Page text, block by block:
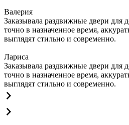
Валерия
Заказывала раздвижные двери для
точно в назначенное время,
выглядят стильно и современно.
Лариса
Заказывала раздвижные двери для
точно в назначенное время,
выглядят стильно и современно.